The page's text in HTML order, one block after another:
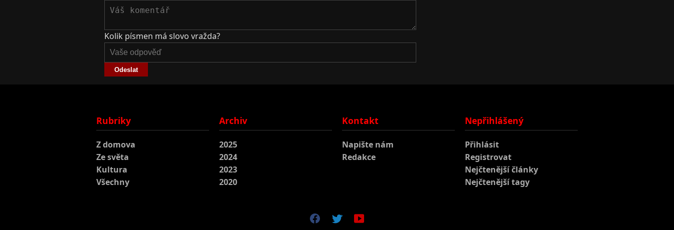
Kolik písmen má slovo vražda?
Odeslat
Rubriky
Z domova
Ze světa
Kultura
Všechny
Archiv
2025
2024
2023
2020
Kontakt
Napište nám
Redakce
Nepřihlášený
Přihlásit
Registrovat
Nejčtenější články
Nejčtenější tagy